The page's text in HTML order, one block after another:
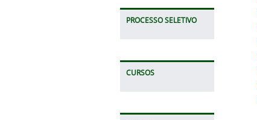
PROCESSO SELETIVO
CURSOS